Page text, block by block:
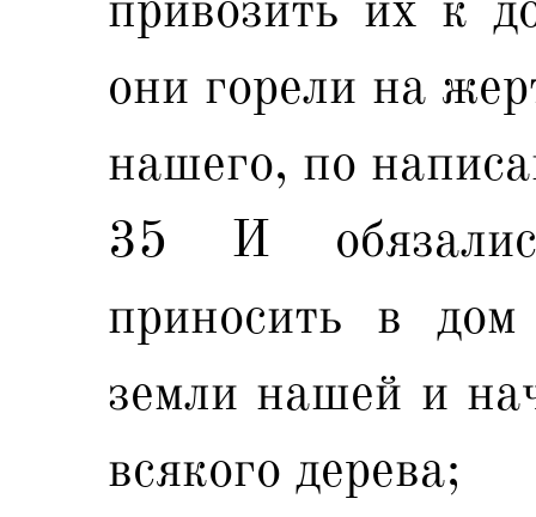
они горели на
нашего, по
35 И
приносить в
земли нашей и
всякого дерева;